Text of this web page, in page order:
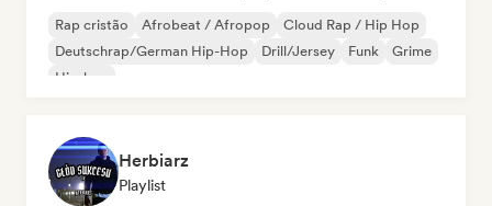
Rap cristão Afrobeat / Afropop
Cloud Rap / Hip Hop
Deutschrap/German Hip-Hop
Drill/Jersey Funk
Grime
Hip-hop
Herbiarz
Playlist